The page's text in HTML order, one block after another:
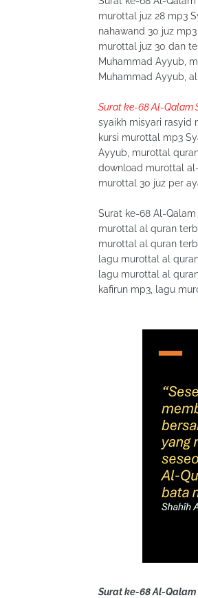
murottal juz 28 mp3
nahawand 30 juz
murottal juz 30 dan
Muhammad Ayyub,
Muhammad Ayyub,
Surat ke-68 Al-Qalam
syaikh misyari rasyid
kursi murottal mp3
Ayyub, murottal
download murottal
murottal 30 juz per
Surat ke-68 Al-
murottal al quran
murottal al quran
lagu murottal al
lagu murottal al
kafirun mp3, lagu
Surat ke-68 Al-